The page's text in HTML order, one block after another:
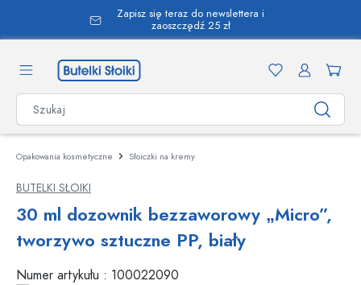
zawartości
Zapisz się teraz do newslettera i
zaoszczędź 25 zł
Opakowania kosmetyczne Słoiczki na kremy
BUTELKI SŁOIKI
30 ml dozownik bezzaworowy „Micro”,
tworzywo sztuczne PP, biały
Numer artykułu : 100022090